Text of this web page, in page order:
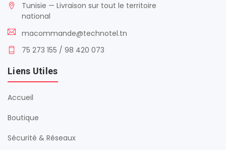
Tunisie — Livraison sur tout le territoire
national
macommande@technotel.tn
75 273 155 / 98 420 073
Liens Utiles
Accueil
Boutique
Sécurité & Réseaux